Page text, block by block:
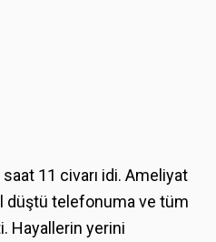
11 civarı idi. Ameliyat
düştü telefonuma ve tüm
Hayallerin yerini